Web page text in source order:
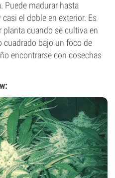
Puede madurar hasta
el doble en exterior. Es
cuando se cultiva en
bajo un foco de
encontrarse con cosechas
: